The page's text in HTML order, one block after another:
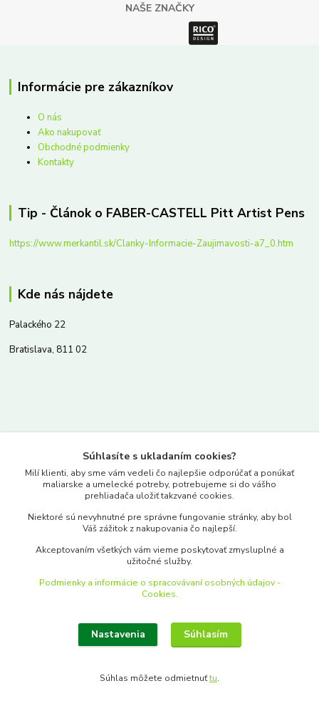
NAŠE ZNAČKY
Informácie pre zákazníkov
O nás
Ako nakupovať
Obchodné podmienky
Kontakty
Tip - Článok o FABER-CASTELL Pitt Artist Pens
https://www.merkantil.sk/Clanky-Informacie-Zaujimavosti-a7_0.htm
Kde nás nájdete
Palackého 22
Bratislava, 811 02
www.merkantil.sk
Pondelok-Piatok: 9.00-17.00hod.
objednavky@merkantil-obchod.sk
Upraviť zber cookies.
Súhlasíte s ukladaním cookies?
Milí klienti, aby sme vám vedeli čo najlepšie odporúčať a ponúkať
maliarske a umelecké potreby, potrebujeme si do vášho
prehliadača uložiť takzvané cookies.
Niektoré sú nevyhnutné pre správne fungovanie stránky, aby bol
Váš zážitok z nakupovania čo najlepší.
Akceptovaním všetkých vám vieme poskytovať zmysluplné a
užitočné služby.
Podmienky a informácie o spracovávaní osobných údajov -
Cookies.
Nastavenia Súhlasím
Súhlas môžete odmietnuťtu.